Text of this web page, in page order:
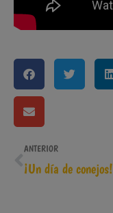
ANTERIOR
¡Un día de conejos!